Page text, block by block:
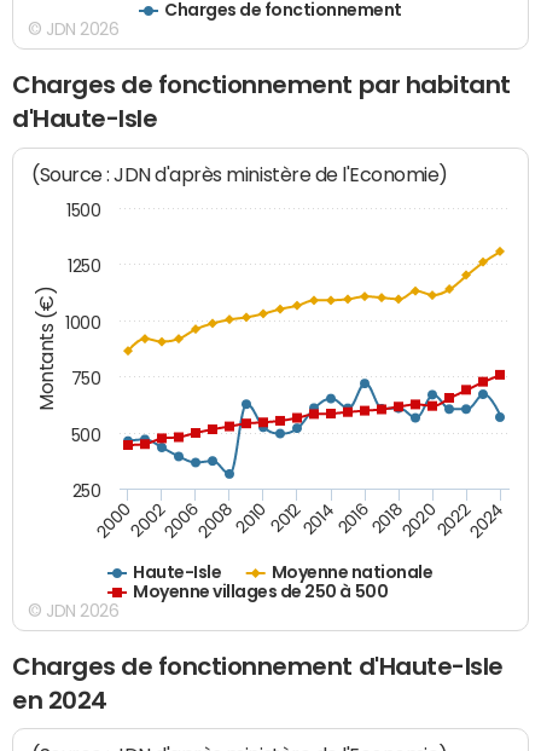
Charges de fonctionnement
© JDN 2026
Charges de fonctionnement par habitant
d'Haute-Isle
Montants (€)
(Source : JDN d'après ministère de l'Economie)
Haute-Isle
Moyenne nationale
Moyenne villages de 250 à 500
200020022006200820102012201420162018202020222024
250
500
750
1000
1250
1500
© JDN 2026
Charges de fonctionnement d'Haute-Isle
en 2024